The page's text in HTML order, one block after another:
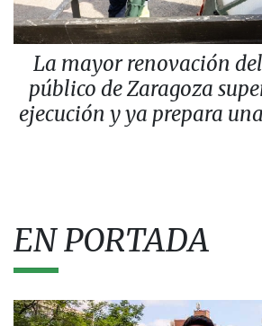
La mayor renovación
público de Zaragoza
ejecución y ya prepara
EN PORTADA